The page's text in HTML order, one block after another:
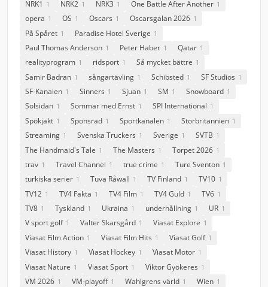
NRK1 1 NRK2 1 NRK3 1 One Battle After Another 1
opera 1 OS 1 Oscars 1 Oscarsgalan 2026 1
På Spåret 1 Paradise Hotel Sverige 1
Paul Thomas Anderson 1 Peter Haber 1 Qatar 1
realityprogram 1 ridsport 1 Så mycket bättre 1
Samir Badran 1 sångartävling 1 Schibsted 1 SF Studios 1
SF-Kanalen 1 Sinners 1 Sjuan 1 SM 1 Snowboard 1
Solsidan 1 Sommar med Ernst 1 SPI International 1
Spökjakt 1 Sponsrad 1 Sportkanalen 1 Storbritannien 1
Streaming 1 Svenska Truckers 1 Sverige 1 SVTB 1
The Handmaid's Tale 1 The Masters 1 Torpet 2026 1
trav 1 Travel Channel 1 true crime 1 Ture Sventon 1
turkiska serier 1 Tuva Råwall 1 TV Finland 1 TV10 1
TV12 1 TV4 Fakta 1 TV4 Film 1 TV4 Guld 1 TV6 1
TV8 1 Tyskland 1 Ukraina 1 underhållning 1 UR 1
V sport golf 1 Valter Skarsgård 1 Viasat Explore 1
Viasat Film Action 1 Viasat Film Hits 1 Viasat Golf 1
Viasat History 1 Viasat Hockey 1 Viasat Motor 1
Viasat Nature 1 Viasat Sport 1 Viktor Gyökeres 1
VM 2026 1 VM-playoff 1 Wahlgrens värld 1 Wien 1